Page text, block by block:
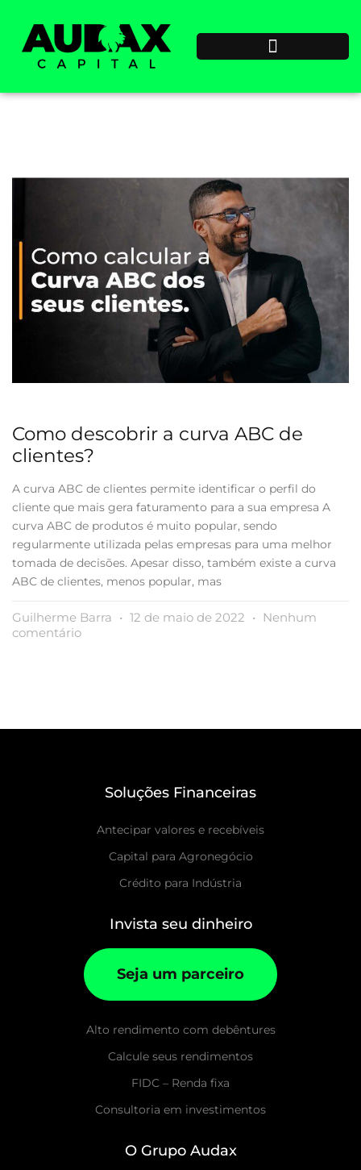
Como descobrir a curva ABC de
clientes?
A curva ABC de clientes permite identificar o perfil do
cliente que mais gera faturamento para a sua empresa A
curva ABC de produtos é muito popular, sendo
regularmente utilizada pelas empresas para uma melhor
tomada de decisões. Apesar disso, também existe a curva
ABC de clientes, menos popular, mas
Guilherme Barra 12 de maio de 2022
Nenhum
comentário
Soluções Financeiras
Antecipar valores e recebíveis
Capital para Agronegócio
Crédito para Indústria
Invista seu dinheiro
Seja um parceiro
Alto rendimento com debêntures
Calcule seus rendimentos
FIDC – Renda fixa
Consultoria em investimentos
O Grupo Audax